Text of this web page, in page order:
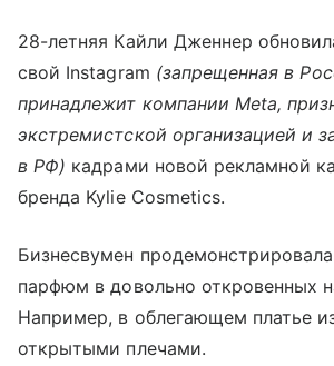
28-летняя Кайли Дженнер
свой Instagram (запрещенная в
принадлежит компании Meta,
экстремистской организацией и
в РФ) кадрами новой рекламной
бренда Kylie Cosmetics.
Бизнесвумен
парфюм в довольно откровенных
Например, в облегающем платье
открытыми плечами.